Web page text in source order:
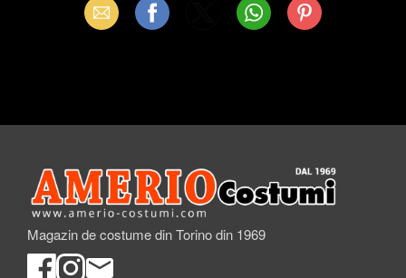
Email Facebook WhatsAppPinterest
Magazin de costume din Torino din 1969